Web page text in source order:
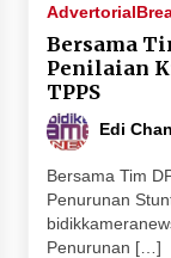
Advertorial
Bersama
Penilaian
TPPS
Edi
Bersama Tim
Penurunan
Penurunan […]